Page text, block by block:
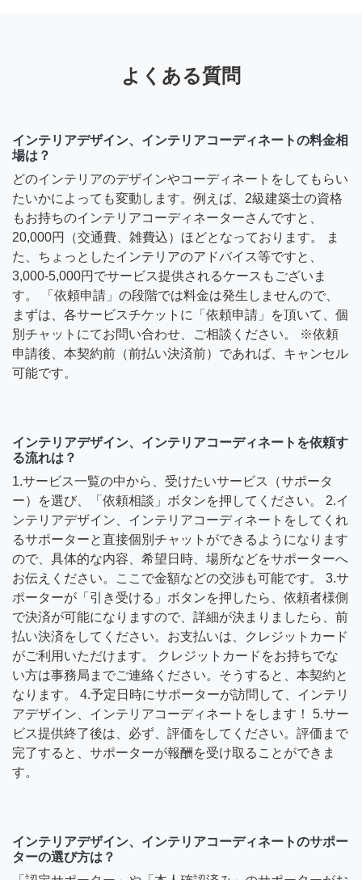
よくある質問
インテリアデザイン、インテリアコーディネートの料金相
場は？
どのインテリアのデザインやコーディネートをしてもらい
たいかによっても変動します。例えば、2級建築士の資格
もお持ちのインテリアコーディネーターさんですと、
20,000円（交通費、雑費込）ほどとなっております。 ま
た、ちょっとしたインテリアのアドバイス等ですと、
3,000-5,000円でサービス提供されるケースもございま
す。 「依頼申請」の段階では料金は発生しませんので、
まずは、各サービスチケットに「依頼申請」を頂いて、個
別チャットにてお問い合わせ、ご相談ください。 ※依頼
申請後、本契約前（前払い決済前）であれば、キャンセル
可能です。
インテリアデザイン、インテリアコーディネートを依頼す
る流れは？
1.サービス一覧の中から、受けたいサービス（サポータ
ー）を選び、「依頼相談」ボタンを押してください。 2.イ
ンテリアデザイン、インテリアコーディネートをしてくれ
るサポーターと直接個別チャットができるようになります
ので、具体的な内容、希望日時、場所などをサポーターへ
お伝えください。ここで金額などの交渉も可能です。 3.サ
ポーターが「引き受ける」ボタンを押したら、依頼者様側
で決済が可能になりますので、詳細が決まりましたら、前
払い決済をしてください。お支払いは、クレジットカード
がご利用いただけます。 クレジットカードをお持ちでな
い方は事務局までご連絡ください。そうすると、本契約と
なります。 4.予定日時にサポーターが訪問して、インテリ
アデザイン、インテリアコーディネートをします！ 5.サー
ビス提供終了後は、必ず、評価をしてください。評価まで
完了すると、サポーターが報酬を受け取ることができま
す。
インテリアデザイン、インテリアコーディネートのサポー
ターの選び方は？